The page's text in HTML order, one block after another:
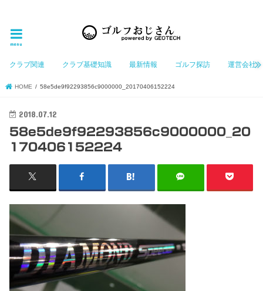
menu
クラブ関連 クラブ基礎知識 最新情報 ゴルフ探訪 運営会社
HOME 58e5de9f92293856c9000000_20170406152224
2018.07.12
58e5de9f92293856c9000000_20
170406152224